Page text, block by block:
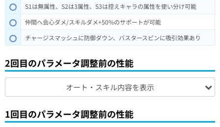
S1は無属性、S2は3属性、S3は控えキャラの属性を使い分け可能
仲間へ会心ダメ/スキルダメ+50%のサポートが可能
チャージスマッシュに防御ダウン、バスタースピンに吸引効果あり
2回目のパラメータ調整前の性能
オート・スキル内容を表示
1回目のパラメータ調整前の性能